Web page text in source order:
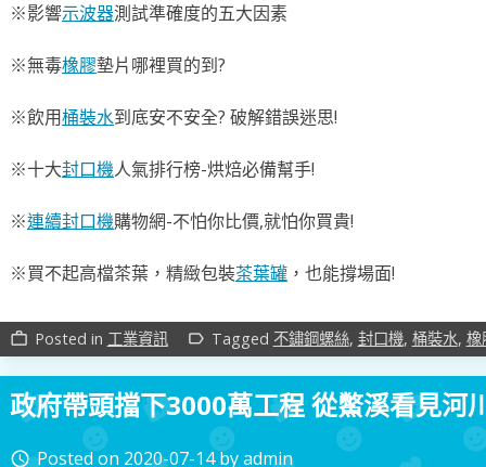
※影響示波器測試準確度的五大因素
※無毒橡膠墊片哪裡買的到?
※飲用桶裝水到底安不安全? 破解錯誤迷思!
※十大封口機人氣排行榜-烘焙必備幫手!
※連續封口機購物網-不怕你比價,就怕你買貴!
※買不起高檔茶葉，精緻包裝茶葉罐，也能撐場面!
work_outline Posted in 工業資訊 label_outline Tagged 不鏽鋼螺絲, 封口機, 桶裝水, 橡
政府帶頭擋下3000萬工程 從鱉溪看見河
access_time Posted on 2020-07-14byadmin